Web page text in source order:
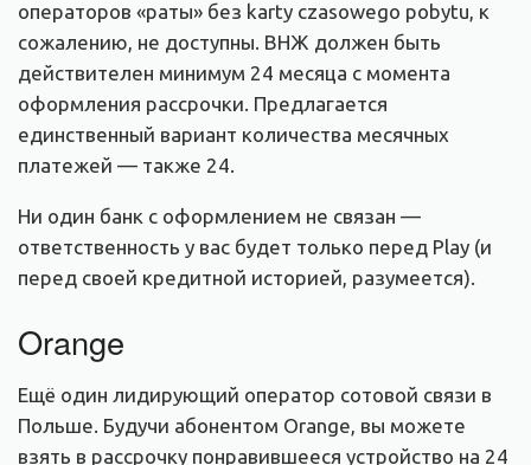
операторов «раты» без karty czasowego pobytu, к
сожалению, не доступны. ВНЖ должен быть
действителен минимум 24 месяца с момента
оформления рассрочки. Предлагается
единственный вариант количества месячных
платежей — также 24.
Ни один банк с оформлением не связан —
ответственность у вас будет только перед Play (и
перед своей кредитной историей, разумеется).
Orange
Ещё один лидирующий оператор сотовой связи в
Польше. Будучи абонентом Orange, вы можете
взять в рассрочку понравившееся устройство на 24